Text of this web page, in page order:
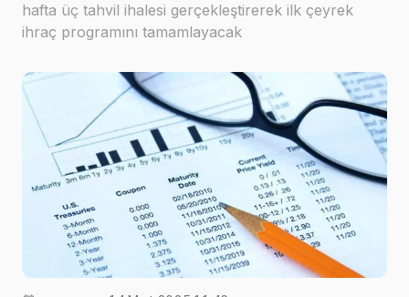
hafta üç tahvil ihalesi gerçekleştirerek ilk çeyrek
ihraç programını tamamlayacak